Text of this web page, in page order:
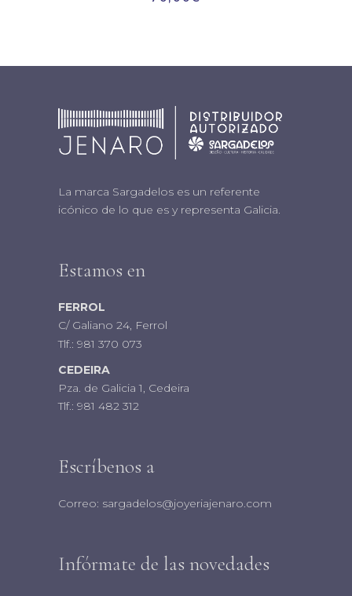
La marca Sargadelos es un referente
icónico de lo que es y representa Galicia.
Estamos en
FERROL
C/ Galiano 24, Ferrol
Tlf.: 981 370 073
CEDEIRA
Pza. de Galicia 1, Cedeira
Tlf.: 981 482 312
Escríbenos a
Correo: sargadelos@joyeriajenaro.com
Infórmate de las novedades